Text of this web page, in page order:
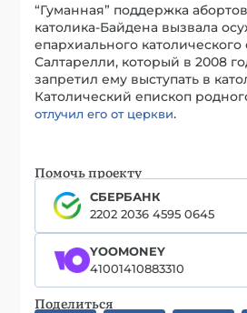
“Гуманная” поддержка
католика-Байдена вызвала
епархиального
Салтарелли, который в 2008
запретил ему выступать в
Католический епископ
отлучил его от церкви.
Помочь проекту
СБЕРБАНК
2202 2036 4595 0645
YOOMONEY
41001410883310
Поделиться